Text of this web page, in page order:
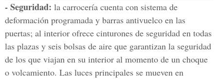
- Seguridad: la carrocería cuenta con sistema de
deformación programada y barras antivuelco en las
puertas; al interior ofrece cinturones de seguridad en todas
las plazas y seis bolsas de aire que garantizan la seguridad
de los que viajan en su interior al momento de un choque
o volcamiento. Las luces principales se mueven en